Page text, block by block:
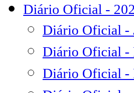
Diário Oficial -
Diário Oficial -
Diário Oficial -
Diário Oficial -